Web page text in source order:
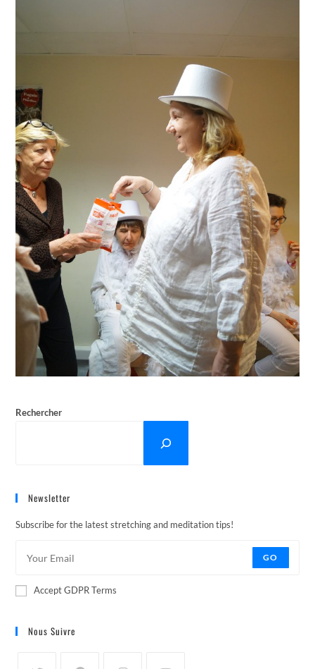
Rechercher
Newsletter
Subscribe for the latest stretching and meditation tips!
GO
Accept GDPR Terms
Nous Suivre